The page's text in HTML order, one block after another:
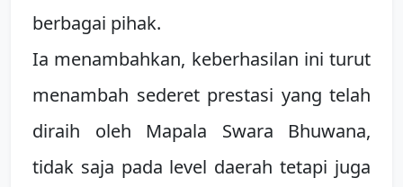
berbagai pihak.
Ia menambahkan, keberhasilan ini turut
menambah sederet prestasi yang telah
diraih oleh Mapala Swara Bhuwana,
tidak saja pada level daerah tetapi juga